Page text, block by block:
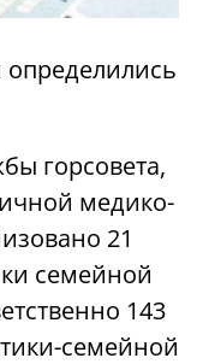
определились
горсовета,
медико-
21
семейной
143
семейной